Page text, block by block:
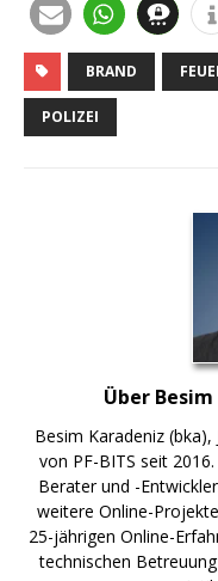
BRAND
POLIZEI
Über
Besim Karadeniz
von PF-BITS seit
Berater und -
weitere Online-
25-jährigen Online-
technischen